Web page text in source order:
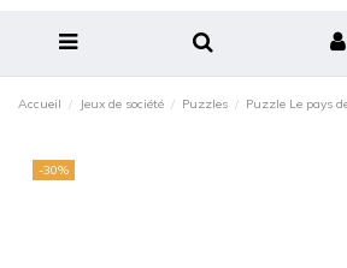
Accueil Jeux de société Puzzles Puzzle Le pays
-30%